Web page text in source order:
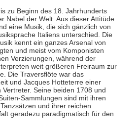
zu Beginn des 18. Jahrhunderts
Nabel der Welt. Aus dieser Attitüde
eine Musik, die sich gänzlich von
Italiens unterschied. Die
kennt ein ganzes Arsenal von
und meist vom Komponisten
Verzierungen, während der
weit größeren Freiraum zur
Die Traversflöte war das
und Jacques Hotteterre einer
Seine beiden 1708 und
Sammlungen sind mit ihren
und ihrer reichen
geradezu paradigmatisch für den